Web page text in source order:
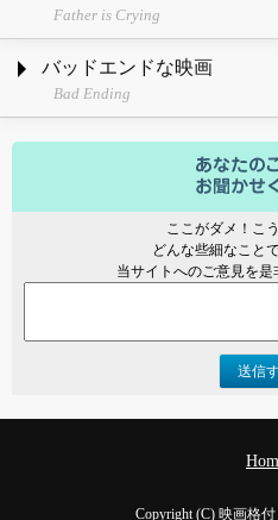
Father is Crying
バッドエンドな映画
Bad Ending
ここがダメ！こ
どんな些細なこと
当サイトへのご意見を是
送信
Copyright (C) 映画格付